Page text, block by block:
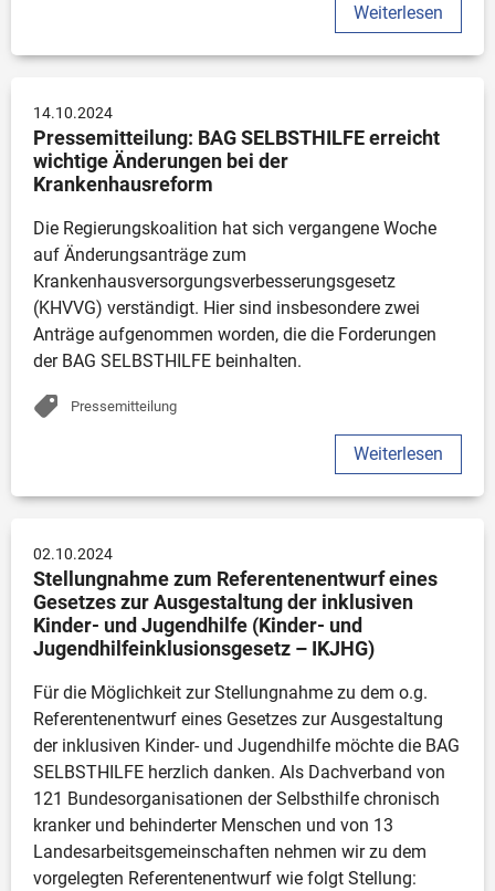
Weiterlesen
14.10.2024
Pressemitteilung: BAG SELBSTHILFE erreicht
wichtige Änderungen bei der
Krankenhausreform
Die Regierungskoalition hat sich vergangene Woche
auf Änderungsanträge zum
Krankenhausversorgungsverbesserungsgesetz
(KHVVG) verständigt. Hier sind insbesondere zwei
Anträge aufgenommen worden, die die Forderungen
der BAG SELBSTHILFE beinhalten.
Pressemitteilung
Weiterlesen
02.10.2024
Stellungnahme zum Referentenentwurf eines
Gesetzes zur Ausgestaltung der inklusiven
Kinder- und Jugendhilfe (Kinder- und
Jugendhilfeinklusionsgesetz – IKJHG)
Für die Möglichkeit zur Stellungnahme zu dem o.g.
Referentenentwurf eines Gesetzes zur Ausgestaltung
der inklusiven Kinder- und Jugendhilfe möchte die BAG
SELBSTHILFE herzlich danken. Als Dachverband von
121 Bundesorganisationen der Selbsthilfe chronisch
kranker und behinderter Menschen und von 13
Landesarbeitsgemeinschaften nehmen wir zu dem
vorgelegten Referentenentwurf wie folgt Stellung: